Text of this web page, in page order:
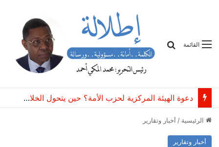
القائمة
أمينة محمد: 8 ملايين طفل سوداني خارج المدرسة
الرئيسية / أخبار وتقارير
أخبار وتقارير